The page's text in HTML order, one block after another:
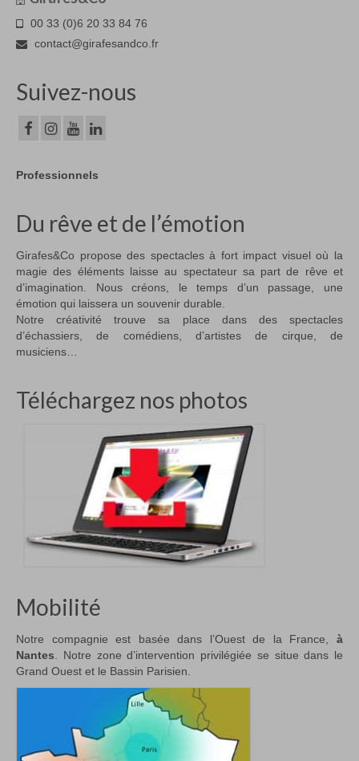
00 33 (0)6 20 33 84 76
contact@girafesandco.fr
Suivez-nous
Professionnels
Du rêve et de l’émotion
Girafes&Co propose des spectacles à fort impact visuel où la
magie des éléments laisse au spectateur sa part de rêve et
d’imagination. Nous créons, le temps d’un passage, une
émotion qui laissera un souvenir durable.
Notre créativité trouve sa place dans des spectacles
d’échassiers, de comédiens, d’artistes de cirque, de
musiciens…
Téléchargez nos photos
Mobilité
Notre compagnie est basée dans l’Ouest de la France, à
Nantes . Notre zone d’intervention privilégiée se situe dans le
Grand Ouest et le Bassin Parisien.